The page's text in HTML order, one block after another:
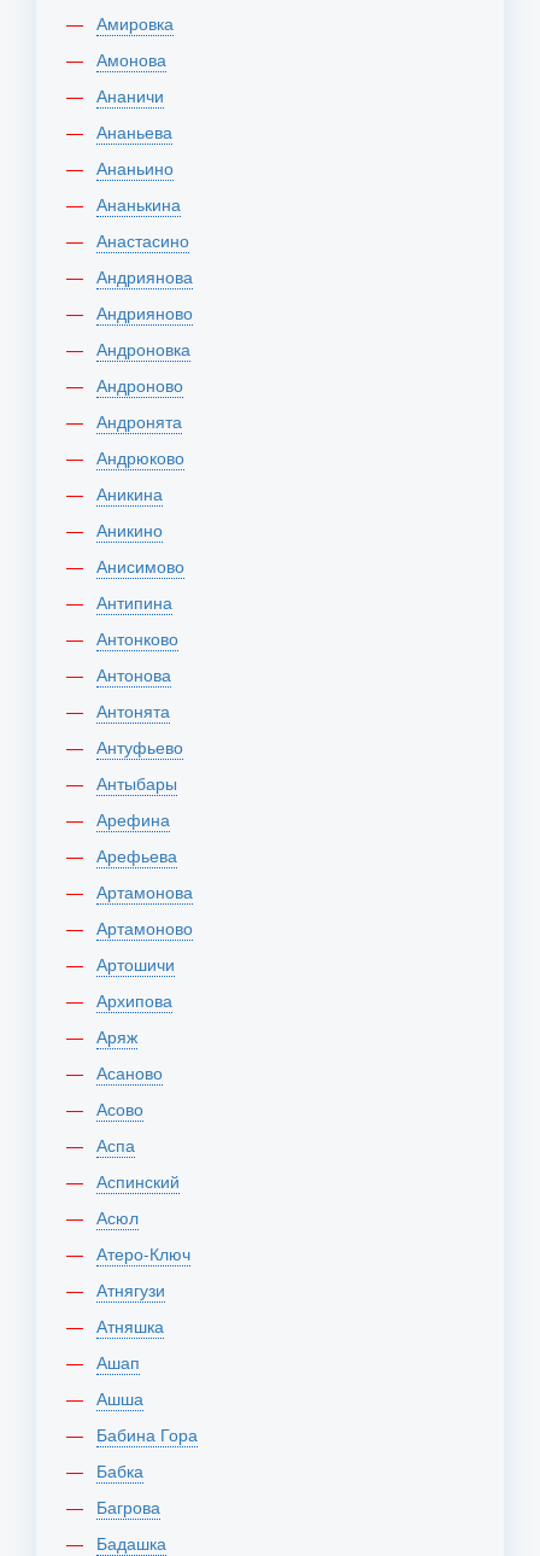
Амировка
Амонова
Ананичи
Ананьева
Ананьино
Ананькина
Анастасино
Андриянова
Андрияново
Андроновка
Андроново
Андронята
Андрюково
Аникина
Аникино
Анисимово
Антипина
Антонково
Антонова
Антонята
Антуфьево
Антыбары
Арефина
Арефьева
Артамонова
Артамоново
Артошичи
Архипова
Аряж
Асаново
Асово
Аспа
Аспинский
Асюл
Атеро-Ключ
Атнягузи
Атняшка
Ашап
Ашша
Бабина Гора
Бабка
Багрова
Бадашка